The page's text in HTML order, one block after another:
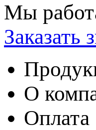
Мы
Заказать
О
Оплата